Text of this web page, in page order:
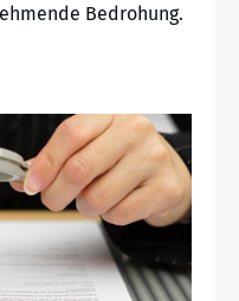
Bedrohung.